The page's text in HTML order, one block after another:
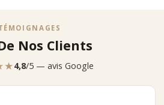
Nos Clients
4,8/5 — avis Google